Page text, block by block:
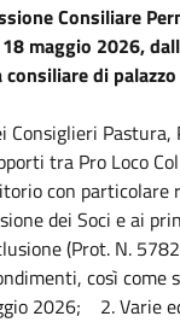
Consiliare
maggio 2026,
di
Consiglieri
tra Pro Loco
con
dei Soci e ai
(Prot. N.
così come
2026; 2. Varie